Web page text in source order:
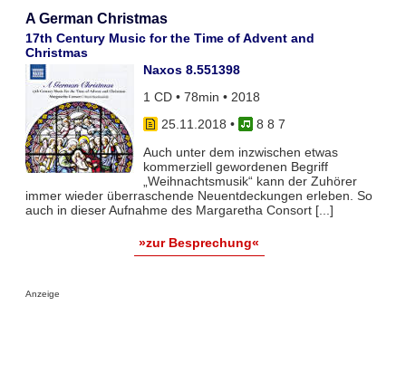
A German Christmas
17th Century Music for the Time of Advent and
Christmas
Naxos 8.551398
1 CD • 78min • 2018
25.11.2018 •
8 8 7
Auch unter dem inzwischen etwas
kommerziell gewordenen Begriff
„Weihnachtsmusik“ kann der Zuhörer
immer wieder überraschende Neuentdeckungen erleben. So
auch in dieser Aufnahme des Margaretha Consort [...]
»zur Besprechung«
Anzeige